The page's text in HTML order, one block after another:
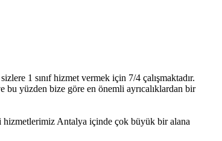
1 sınıf hizmet vermek için 7/4 çalışmaktadır.
yüzden bize göre en önemli ayrıcalıklardan bir
hizmetlerimiz Antalya içinde çok büyük bir alana